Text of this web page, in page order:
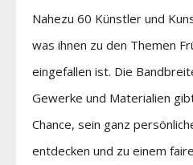
Nahezu 60 Künstler und
was ihnen zu den Themen
eingefallen ist. Die
Gewerke und Materialien
Chance, sein ganz
entdecken und zu einem